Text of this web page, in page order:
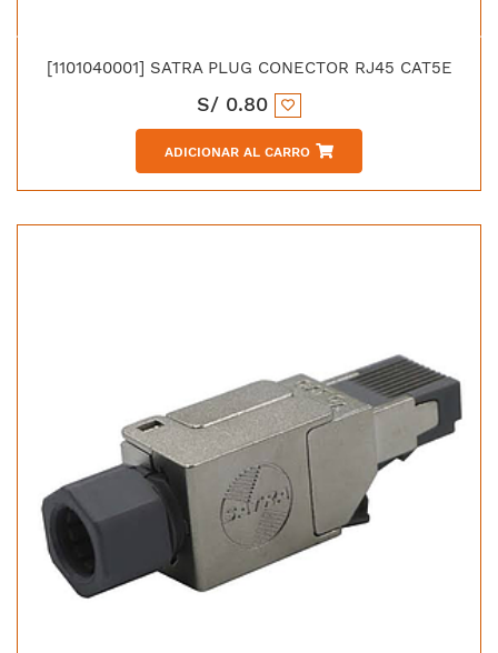
[1101040001] SATRA PLUG CONECTOR RJ45 CAT5E
S/ 0.80
ADICIONAR AL CARRO